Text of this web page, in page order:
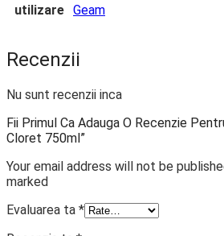
utilizare Geam
Recenzii
Nu sunt recenzii inca
Fii Primul Ca Adauga O Recenzie
Cloret 750ml”
Your email address will not be
marked
Evaluarea ta *